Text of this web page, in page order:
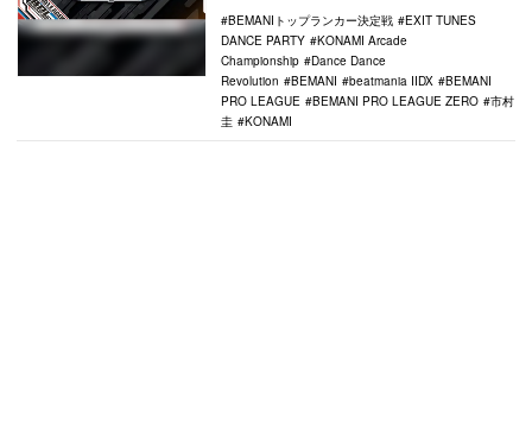
BEMANIトップランカー決定戦
EXIT TUNES
DANCE PARTY
KONAMI Arcade
Championship
Dance Dance
Revolution
BEMANI beatmania IIDX
BEMANI
PRO LEAGUE
BEMANI PRO LEAGUE ZERO
市村
圭
KONAMI